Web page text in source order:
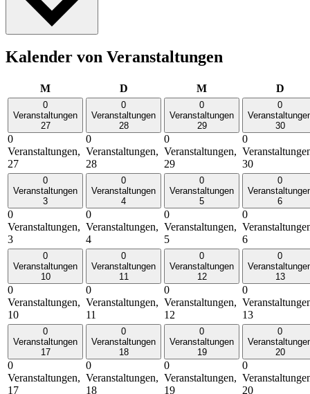
Kalender von Veranstaltungen
MMontag DDienstag MMittwoch D
0
Veranstaltungen
27
0
Veranstaltungen,
27
0
Veranstaltungen
28
0
Veranstaltungen,
28
0
Veranstaltungen
29
0
Veranstaltungen,
29
0
30
0
30
0
Veranstaltungen
3
0
Veranstaltungen,
3
0
Veranstaltungen
4
0
Veranstaltungen,
4
0
Veranstaltungen
5
0
Veranstaltungen,
5
0
6
0
6
0
Veranstaltungen
10
0
Veranstaltungen,
10
0
Veranstaltungen
11
0
Veranstaltungen,
11
0
Veranstaltungen
12
0
Veranstaltungen,
12
0
13
0
13
0
Veranstaltungen
17
0
Veranstaltungen,
17
0
Veranstaltungen
18
0
Veranstaltungen,
18
0
Veranstaltungen
19
0
Veranstaltungen,
19
0
20
0
20